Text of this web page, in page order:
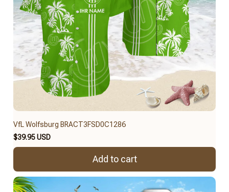
VfL Wolfsburg BRACT3FSD0C1286
$39.95 USD
Add to cart